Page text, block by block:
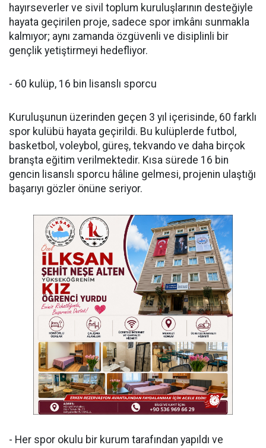
hayırseverler ve sivil toplum kuruluşlarının desteğiyle
hayata geçirilen proje, sadece spor imkânı sunmakla
kalmıyor; aynı zamanda özgüvenli ve disiplinli bir
gençlik yetiştirmeyi hedefliyor.
- 60 kulüp, 16 bin lisanslı sporcu
Kuruluşunun üzerinden geçen 3 yıl içerisinde, 60 farklı
spor kulübü hayata geçirildi. Bu kulüplerde futbol,
basketbol, voleybol, güreş, tekvando ve daha birçok
branşta eğitim verilmektedir. Kısa sürede 16 bin
gencin lisanslı sporcu hâline gelmesi, projenin ulaştığı
başarıyı gözler önüne seriyor.
- Her spor okulu bir kurum tarafından yapıldı ve